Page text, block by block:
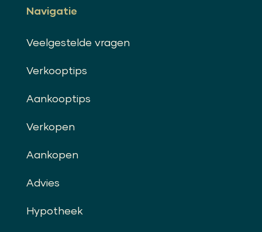
Navigatie
Veelgestelde vragen
Verkooptips
Aankooptips
Verkopen
Aankopen
Advies
Hypotheek